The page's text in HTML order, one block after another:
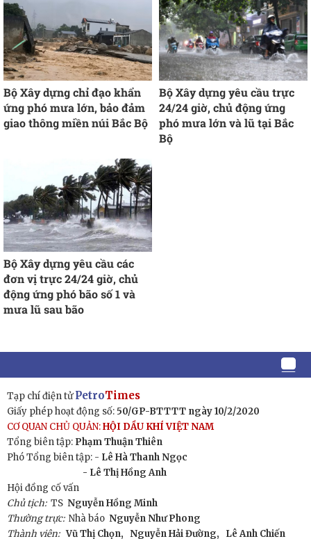
Bộ Xây dựng chỉ đạo khẩn
ứng phó mưa lớn, bảo đảm
giao thông miền núi Bắc Bộ
Bộ Xây dựng yêu cầu trực
24/24 giờ, chủ động ứng
phó mưa lớn và lũ tại Bắc
Bộ
Bộ Xây dựng yêu cầu các
đơn vị trực 24/24 giờ, chủ
động ứng phó bão số 1 và
mưa lũ sau bão
Tạp chí điện tửPetroTimes
Giấy phép hoạt động số: 50/GP-BTTTT ngày 10/2/2020
CƠ QUAN CHỦ QUẢN:HỘI DẦU KHÍ VIỆT NAM
Tổng biên tập: Phạm Thuận Thiên
Phó Tổng biên tập: - Lê Hà Thanh Ngọc
- Lê Thị Hồng Anh
Hội đồng cố vấn
Chủ tịch:TS Nguyễn Hồng Minh
Thường trực: Nhà báo Nguyễn Như Phong
Thành viên: Vũ Thị Chọn, Nguyễn Hải Đường, Lê Anh Chiến